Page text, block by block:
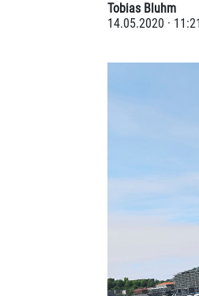
Tobias Bluhm
14.05.2020 ·